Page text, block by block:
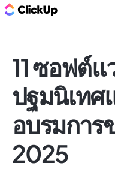
11 ซอฟต์แ
ปฐมนิเทศ
อบรมกา
2025